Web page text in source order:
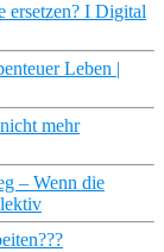
ersetzen? I Digital
Leben |
mehr
– Wenn die